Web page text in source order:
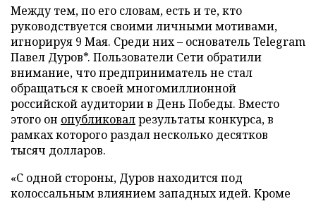
Между тем, по его словам, есть и те, кто
руководствуется своими личными мотивами,
игнорируя 9 Мая. Среди них – основатель Telegram
Павел Дуров*. Пользователи Сети обратили
внимание, что предприниматель не стал
обращаться к своей многомиллионной
российской аудитории в День Победы. Вместо
этого он опубликовалрезультаты конкурса, в
рамках которого раздал несколько десятков
тысяч долларов.
«С одной стороны, Дуров находится под
колоссальным влиянием западных идей. Кроме